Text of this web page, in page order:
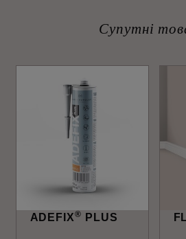
Супутні
ADEFIX® PLUS